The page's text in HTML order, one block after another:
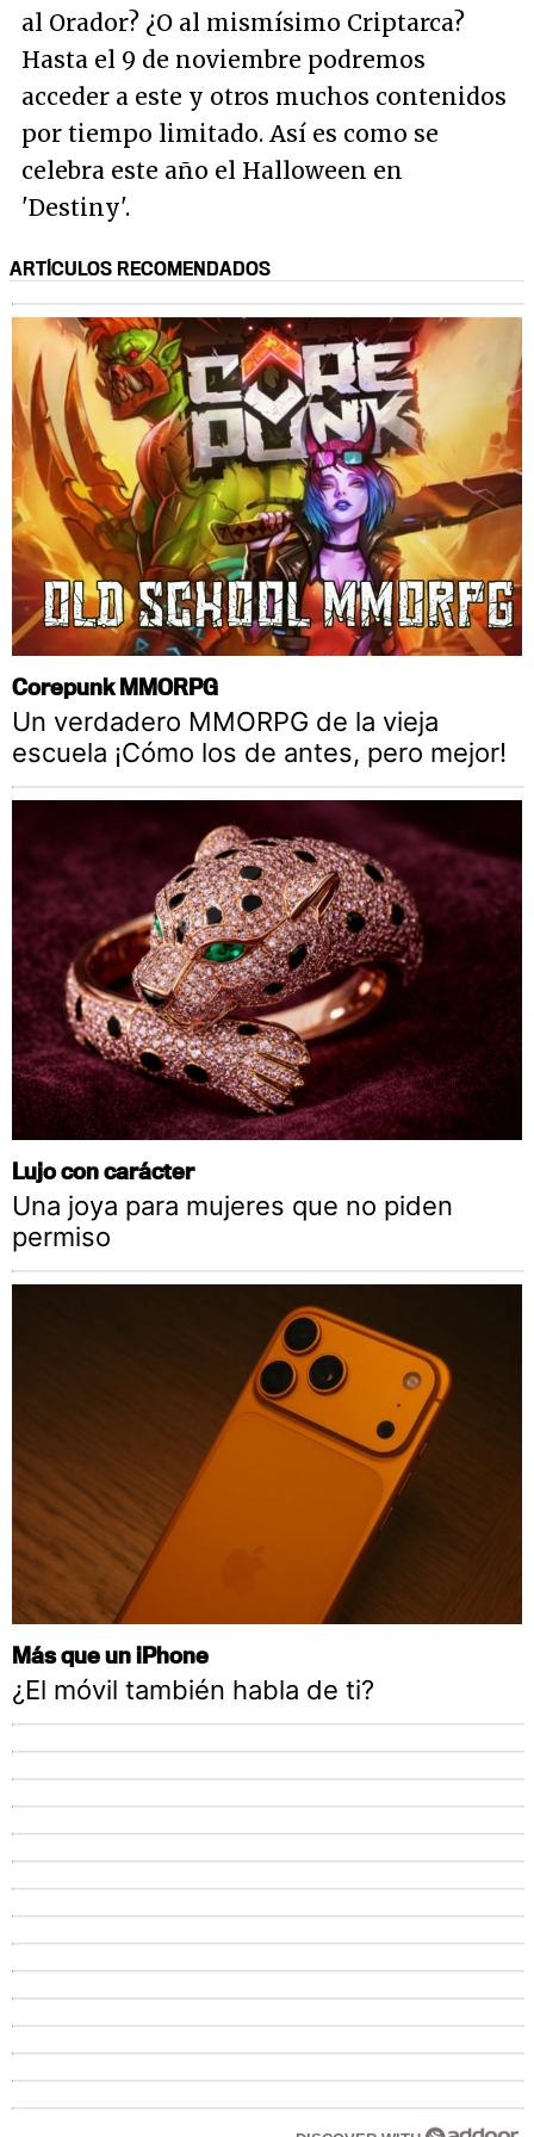
al Orador? ¿O al mismísimo Criptarca?
Hasta el 9 de noviembre podremos
acceder a este y otros muchos contenidos
por tiempo limitado. Así es como se
celebra este año el Halloween en
'Destiny'.
ARTÍCULOS RECOMENDADOS
Corepunk MMORPG
Un verdadero MMORPG de la vieja
escuela ¡Cómo los de antes, pero mejor!
Lujo con carácter
Una joya para mujeres que no piden
permiso
Más que un iPhone
¿El móvil también habla de ti?